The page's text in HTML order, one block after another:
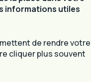
informations utiles
de rendre votre
cliquer plus souvent